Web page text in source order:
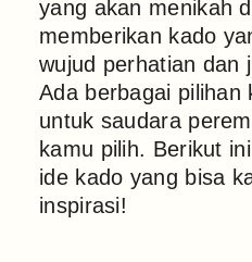
yang akan menikah
memberikan kado
wujud perhatian dan
Ada berbagai pilihan
untuk saudara
kamu pilih. Berikut
ide kado yang bisa
inspirasi!